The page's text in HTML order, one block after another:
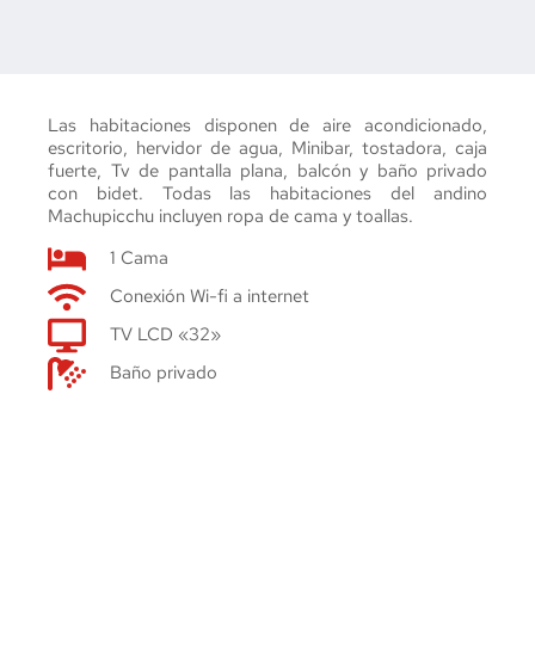
Las habitaciones disponen de aire acondicionado,
escritorio, hervidor de agua, Minibar, tostadora, caja
fuerte, Tv de pantalla plana, balcón y baño privado
con bidet. Todas las habitaciones del andino
Machupicchu incluyen ropa de cama y toallas.
1 Cama
Conexión Wi-fi a internet
TV LCD «32»
Baño privado